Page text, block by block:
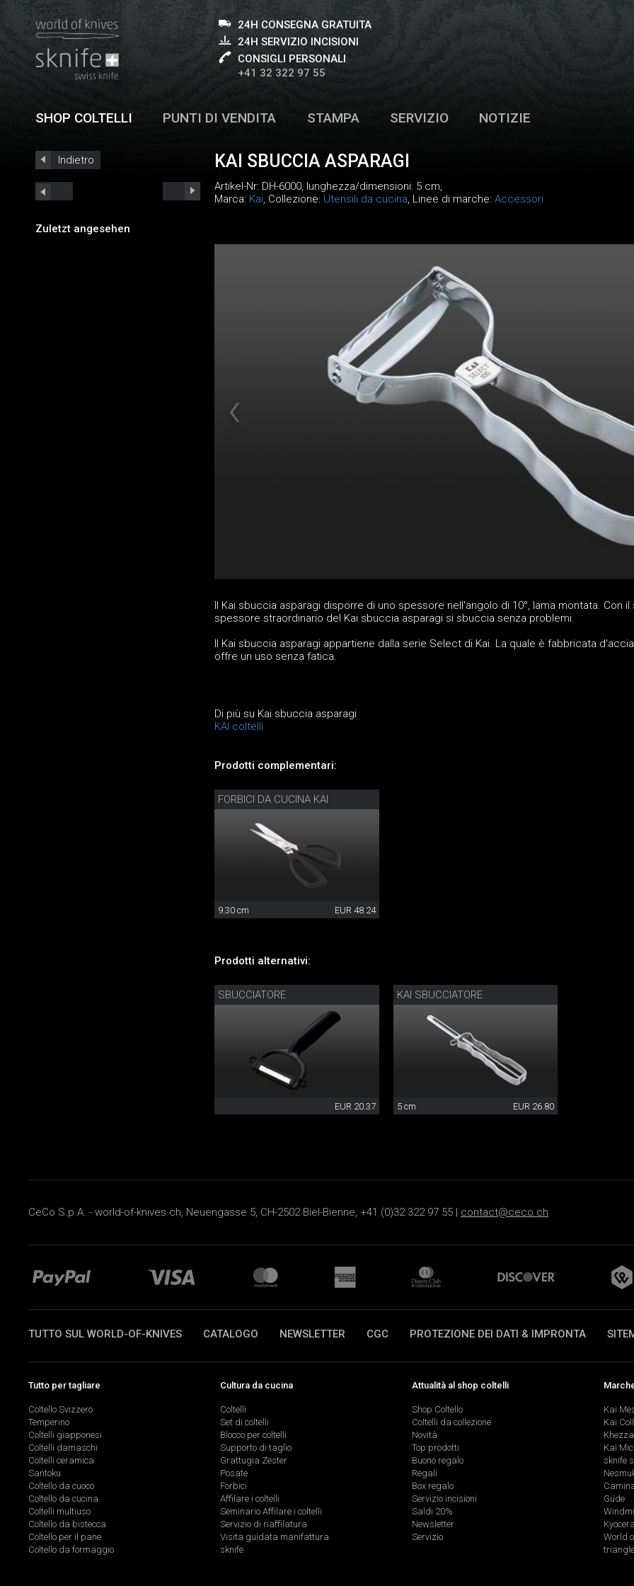
24H CONSEGNA GRATUITA
24H SERVIZIO INCISIONI
CONSIGLI PERSONALI
+41 32 322 97 55
SHOP COLTELLI PUNTI DI VENDITA STAMPA SERVIZIO NOTIZIE
Indietro
Zuletzt angesehen
KAI SBUCCIA ASPARAGI
Artikel-Nr: DH-6000, lunghezza/dimensioni: 5 cm,
Marca: Kai, Collezione: Utensili da cucina, Linee di marche: Accessori
Il Kai sbuccia asparagi disporre di uno spessore nell'angolo di 10°, lama montata. Con il
spessore straordinario del Kai sbuccia asparagi si sbuccia senza problemi.
Il Kai sbuccia asparagi appartiene dalla serie Select di Kai. La quale è fabbricata
offre un uso senza fatica.
Di più su Kai sbuccia asparagi
KAI coltelli
Prodotti complementari:
FORBICI DA CUCINA KAI
9.30 cm EUR 48.24
Prodotti alternativi:
SBUCCIATORE
EUR 20.37
KAI SBUCCIATORE
5 cm EUR 26.80
CeCo S.p.A. - world-of-knives.ch, Neuengasse 5, CH-2502 Biel-Bienne, +41 (0)32 322 97 55 | contact@ceco.ch
TUTTO SUL WORLD-OF-KNIVES CATALOGO NEWSLETTER CGC PROTEZIONE DEI DATI & IMPRONTA
Tutto per tagliare
Coltello Svizzero
Temperino
Coltelli giapponesi
Coltelli damaschi
Coltelli ceramica
Santoku
Coltello da cuoco
Coltello da cucina
Coltelli multiuso
Coltello da bistecca
Coltello per il pane
Coltello da formaggio
Cultura da cucina
Coltelli
Set di coltelli
Blocco per coltelli
Supporto di taglio
Grattugia Zester
Posate
Forbici
Affilare i coltelli
Seminario Affilare i coltelli
Servizio di riaffilatura
Visita guidata manifattura
sknife
Attualità al shop coltelli
Shop Coltello
Coltelli da collezione
Novità
Top prodotti
Buono regalo
Regali
Box regalo
Servizio incisioni
Saldi 20%
Newsletter
Servizio
Kai
Kai
Kai
sknife
Güde
World